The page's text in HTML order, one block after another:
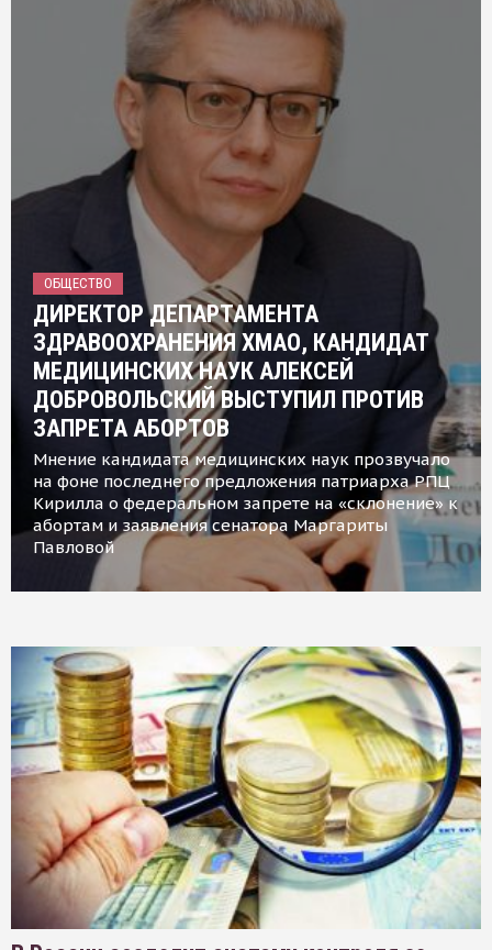
ОБЩЕСТВО
ДИРЕКТОР ДЕПАРТАМЕНТА
ЗДРАВООХРАНЕНИЯ ХМАО, КАНДИДАТ
МЕДИЦИНСКИХ НАУК АЛЕКСЕЙ
ДОБРОВОЛЬСКИЙ ВЫСТУПИЛ ПРОТИВ
ЗАПРЕТА АБОРТОВ
Мнение кандидата медицинских наук прозвучало
на фоне последнего предложения патриарха РПЦ
Кирилла о федеральном запрете на «склонение» к
абортам и заявления сенатора Маргариты
Павловой